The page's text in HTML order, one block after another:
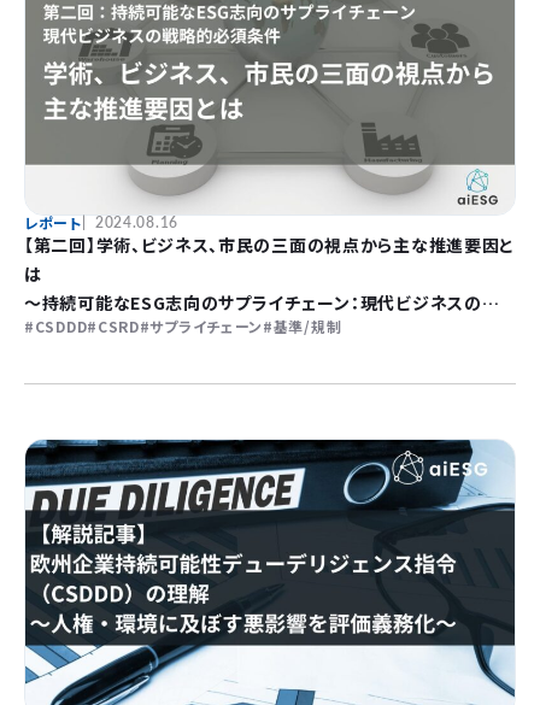
レポート 2024.08.16
【第二回】学術、ビジネス、市民の三面の視点から主な推進要因と
は
〜持続可能なESG志向のサプライチェーン：現代ビジネスの戦
略的必須条件〜
CSDDD CSRD サプライチェーン 基準/規制